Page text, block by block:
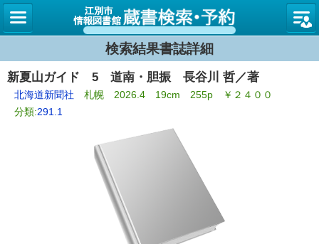
図書館
検索結果書誌詳細
新夏山ガイド 5 道南・胆振 長谷川 哲／著
北海道新聞社 札幌 2026.4 19cm 255p ￥２４００
分類:291.1